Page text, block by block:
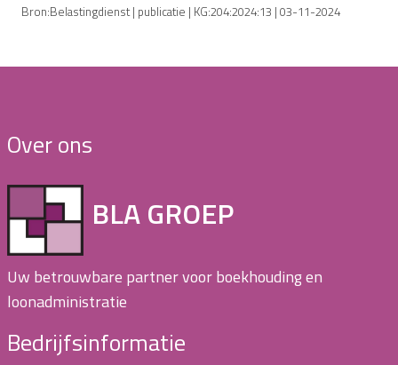
Bron:Belastingdienst | publicatie | KG:204:2024:13 | 03-11-2024
Over ons
BLA GROEP
Uw betrouwbare partner voor boekhouding en
loonadministratie
Bedrijfsinformatie